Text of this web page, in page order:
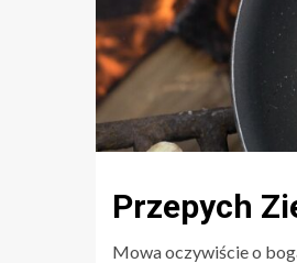
Przepych
Mowa oczywiście o